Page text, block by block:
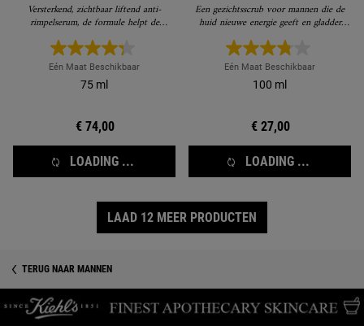
Versterkend, zichtbaar liftend anti-
rimpelserum, de formule helpt de
verslappende huid zichtbaar verstevigen
en rimpels verminderen
Eén Maat Beschikbaar
75 ml
€ 74,00
LOADING ...
Een gezichtsscrub voor mannen die de
huid nieuwe energie geeft en gladder
maakt
Eén Maat Beschikbaar
100 ml
€ 27,00
LOADING ...
LAAD 12 MEER PRODUCTEN
TERUG NAAR MANNEN